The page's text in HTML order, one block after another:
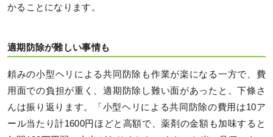
かることになります。
適期防除が難しい事情も
頼みの小型ヘリによる共同防除も作業が楽になる一方で、費
用面での負担が重く、適期防除し難い面があったと、下條さ
んは振り返ります。「小型ヘリによる共同防除の費用は10ア
ール当たり計1600円ほどと高額で、薬剤の金額も加味すると